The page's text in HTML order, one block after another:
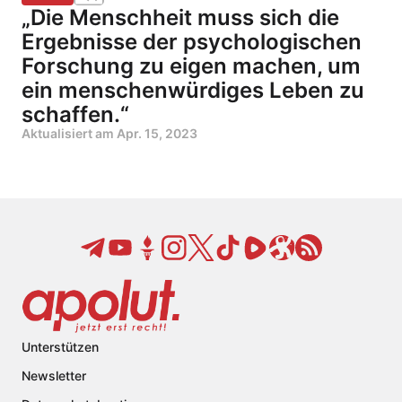
„Die Menschheit muss sich die
Ergebnisse der psychologischen
Forschung zu eigen machen, um
ein menschenwürdiges Leben zu
schaffen.“
Aktualisiert am Apr. 15, 2023
Unterstützen
Newsletter